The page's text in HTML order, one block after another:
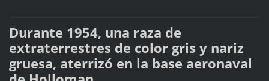
Durante 1954, una raza de
extraterrestres de color gris y nariz
gruesa, aterrizó en la base aeronaval